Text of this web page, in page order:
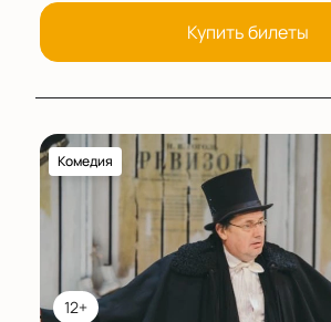
Купить билеты
12+
Комедия